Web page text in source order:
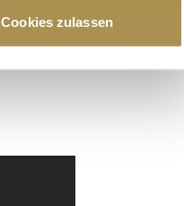
Präferenzen im
Cookies zulassen